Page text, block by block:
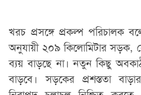
খরচ প্রসঙ্গে প্রকল্প পরিচালক
অনুযায়ী ২০৯ কিলোমিটার সড়ক,
ব্যয় বাড়ছে না। নতুন কিছু
বাড়বে। সড়কের প্রশস্ততা